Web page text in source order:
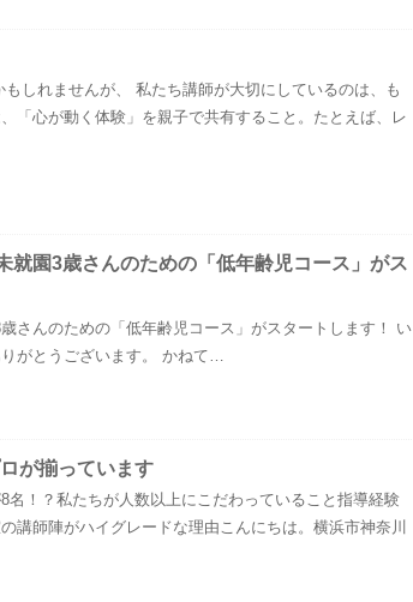
もしれませんが、 私たち講師が大切にしているのは、も
「心が動く体験」を親子で共有すること。たとえば、レ
就園3歳さんのための「低年齢児コース」がス
さんのための「低年齢児コース」がスタートします！ い
がとうございます。 かねて…
が揃っています
名！？私たちが人数以上にこだわっていること指導経験
講師陣がハイグレードな理由こんにちは。横浜市神奈川